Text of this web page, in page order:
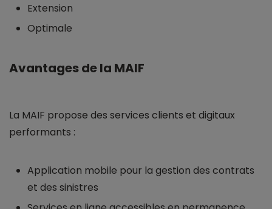
Extension
Optimale
Avantages de la MAIF
La MAIF propose des services clients et digitaux
performants :
Application mobile pour la gestion des contrats
et des sinistres